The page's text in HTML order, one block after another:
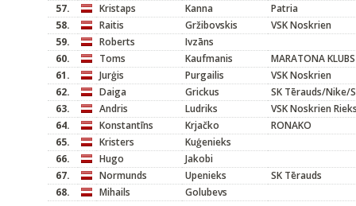
57.
Kristaps Kanna
Patria
58.
Raitis Gržibovskis
VSK Noskrien
59.
Roberts
Ivzāns
60.
Toms Kaufmanis
MARATONA KLUBS
61.
Jurģis Purgailis
VSK Noskrien
62.
Daiga Grickus
SK Tērauds/Nike/
63.
Andris Ludriks
VSK Noskrien
64.
Konstantīns Krjačko
RONAKO
65.
Kristers
Kuģenieks
66.
Hugo
Jakobi
67.
Normunds Upenieks
SK Tērauds
68.
Mihails
Golubevs